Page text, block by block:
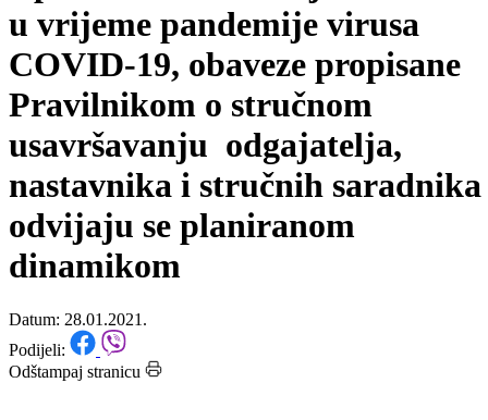
Uprkos otežanim uvjetima rada
u vrijeme pandemije virusa
COVID-19, obaveze propisane
Pravilnikom o stručnom
usavršavanju odgajatelja,
nastavnika i stručnih saradnika
odvijaju se planiranom
dinamikom
Datum: 28.01.2021.